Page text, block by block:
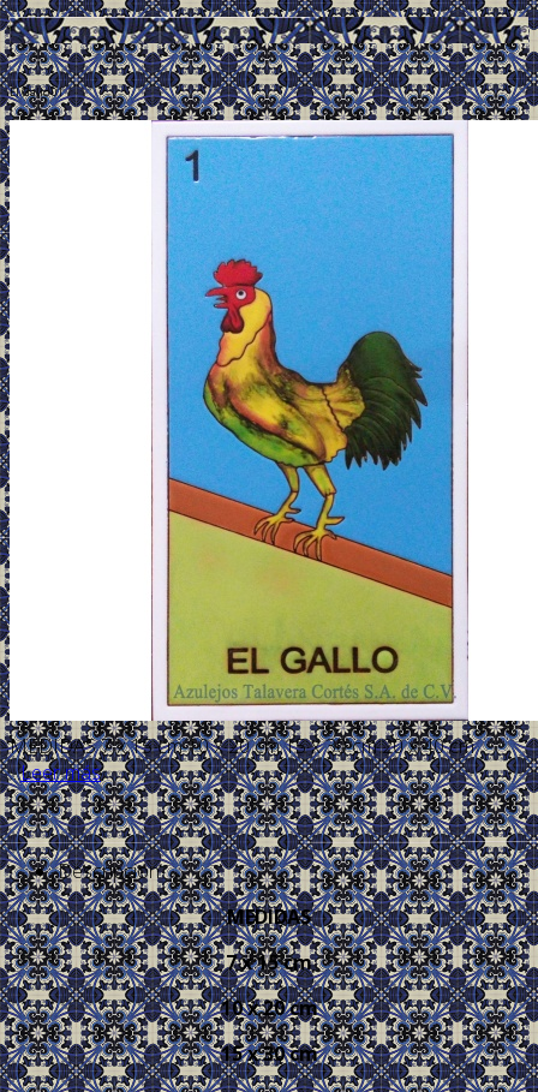
.
El Gallo 01
MEDIDAS 7 x 15 cm 10 x 20 cm 15 x 30 cm 20 x 40 cm
...Leer más
Descripción
MEDIDAS
7 x 15 cm
10 x 20 cm
15 x 30 cm